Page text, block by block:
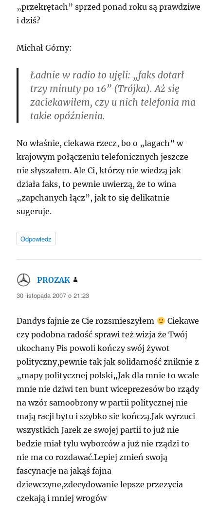
„przekrętach” sprzed ponad roku są prawdziwe
i dziś?
Michał Górny:
Ładnie w radio to ujęli: „faks dotarł
trzy minuty po 16” (Trójka). Aż się
zaciekawiłem, czy u nich telefonia ma
takie opóźnienia.
No właśnie, ciekawa rzecz, bo o „lagach” w
krajowym połączeniu telefonicznych jeszcze
nie słyszałem. Ale Ci, którzy nie wiedzą jak
działa faks, to pewnie uwierzą, że to wina
„zapchanych łącz”, jak to się delikatnie
sugeruje.
Odpowiedz
PROZAK
30 listopada 2007 o 21:23
Dandys fajnie ze Cie rozsmieszyłem
Ciekawe
czy podobna radość sprawi też wizja że Twój
ukochany Pis powoli kończy swój żywot
polityczny,pewnie tak jak solidarność zniknie z
„mapy politycznej polski„Jak dla mnie to wcale
mnie nie dziwi ten bunt wiceprezesów bo rządy
na wzór samoobrony w partii politycznej nie
mają racji bytu i szybko sie kończą.Jak wyrzuci
wszystkich Jarek ze swojej partii to już nie
bedzie miał tylu wyborców a już nie rządzi to
nie ma co rozdawać.Lepiej zmień swoją
fascynacje na jakąś fajna
dziewczyne,zdecydowanie lepsze przezycia
czekają i mniej wrogów